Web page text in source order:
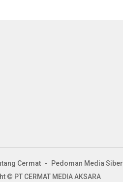
Cermat
Pedoman Media Siber
© PT CERMAT MEDIA AKSARA